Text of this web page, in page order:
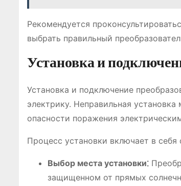
Рекомендуется
выбрать правильный
Установка и
Установка и подключение
электрику. Неправильная
опасности поражения
Процесс установки включает в себя
Выбор места установки⁚
защищенном от прямых